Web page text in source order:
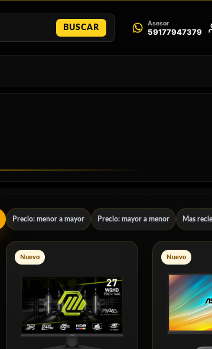
BUSCAR
Asesor
59177947379
Precio: menor a mayor Precio: mayor a menor Mas
Nuevo Nuevo